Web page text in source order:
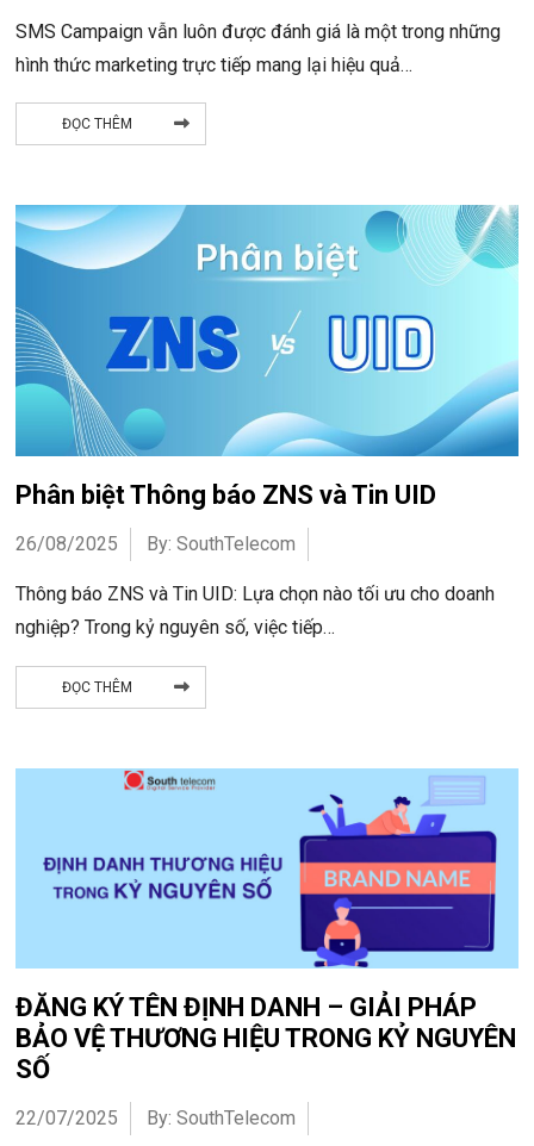
SMS Campaign vẫn luôn được đánh giá là một trong những
hình thức marketing trực tiếp mang lại hiệu quả…
ĐỌC THÊM
Phân biệt Thông báo ZNS và Tin UID
26/08/2025 By: SouthTelecom
Thông báo ZNS và Tin UID: Lựa chọn nào tối ưu cho doanh
nghiệp? Trong kỷ nguyên số, việc tiếp…
ĐỌC THÊM
ĐĂNG KÝ TÊN ĐỊNH DANH – GIẢI PHÁP
BẢO VỆ THƯƠNG HIỆU TRONG KỶ NGUYÊN
SỐ
22/07/2025 By: SouthTelecom